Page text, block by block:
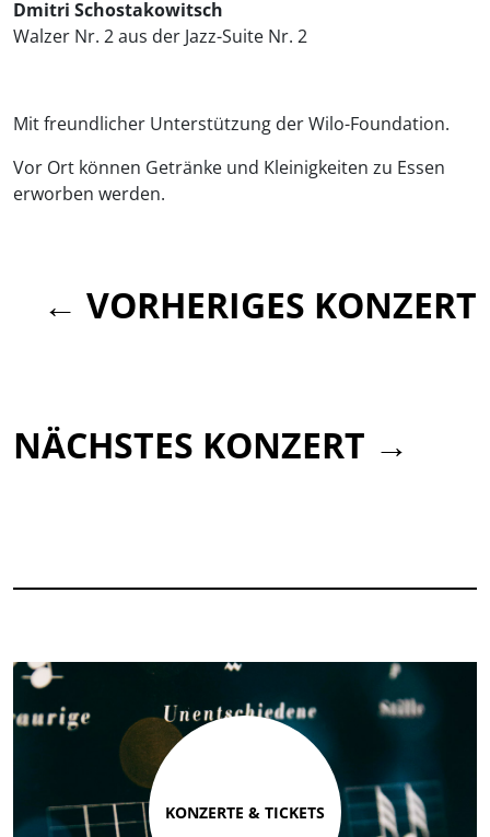
Dmitri Schostakowitsch
Walzer Nr. 2 aus der Jazz-Suite Nr. 2
Mit freundlicher Unterstützung der Wilo-Foundation.
Vor Ort können Getränke und Kleinigkeiten zu Essen
erworben werden.
← VORHERIGES KONZERT
NÄCHSTES KONZERT →
KONZERTE & TICKETS